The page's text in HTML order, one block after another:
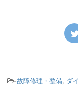
ませ
してい
がどの
が大量に
-故障修理・整備, ダ